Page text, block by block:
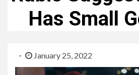
Has Small
January 25, 2022